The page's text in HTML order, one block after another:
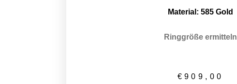
Material: 585 Gold
Ringgröße ermitteln
€ 909,00